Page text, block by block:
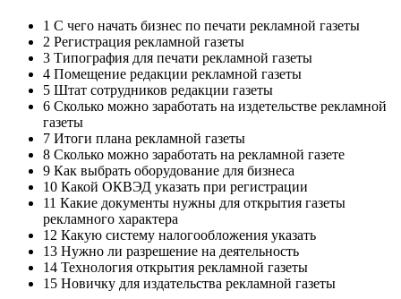
1 С чего начать бизнес по печати рекламной газеты
2 Регистрация рекламной газеты
3 Типография для печати рекламной газеты
4 Помещение редакции рекламной газеты
5 Штат сотрудников редакции газеты
6 Сколько можно заработать на издетельстве рекламной
газеты
7 Итоги плана рекламной газеты
8 Сколько можно заработать на рекламной газете
9 Как выбрать оборудование для бизнеса
10 Какой ОКВЭД указать при регистрации
11 Какие документы нужны для открытия газеты
рекламного характера
12 Какую систему налогообложения указать
13 Нужно ли разрешение на деятельность
14 Технология открытия рекламной газеты
15 Новичку для издательства рекламной газеты